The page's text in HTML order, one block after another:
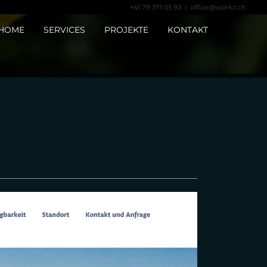
+41 79 371 05 93 | office@workz.ch
SERVICES PROJEKTE KONTAKT